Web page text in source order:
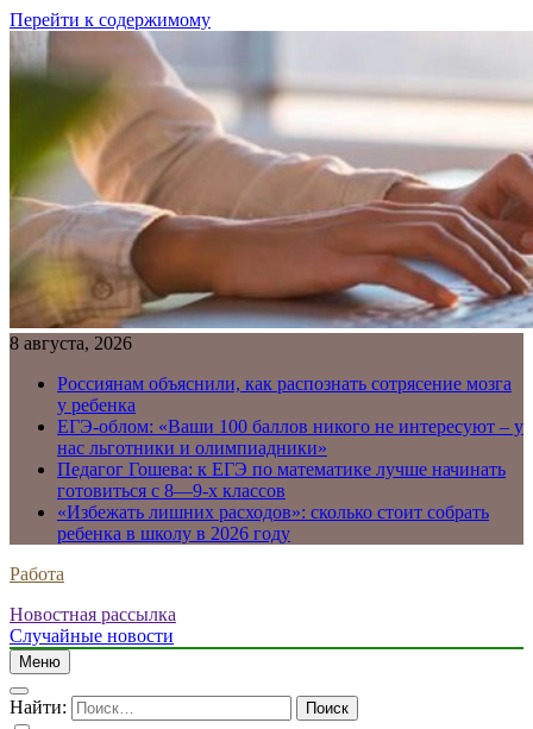
Перейти к содержимому
8 августа, 2026
Россиянам объяснили, как распознать сотрясение мозга
у ребенка
ЕГЭ-облом: «Ваши 100 баллов никого не интересуют – у
нас льготники и олимпиадники»
Педагог Гошева: к ЕГЭ по математике лучше начинать
готовиться с 8—9-х классов
«Избежать лишних расходов»: сколько стоит собрать
ребенка в школу в 2026 году
Работа
Новостная рассылка
Случайные новости
Меню
Найти: